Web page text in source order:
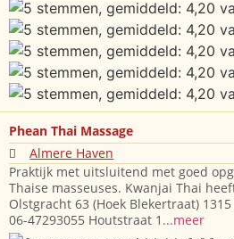
Phean Thai Massage
Almere Haven
Praktijk met uitsluitend met goed
Thaise masseuses. Kwanjai Thai
Olstgracht 63 (Hoek Blekertraat)
06-47293055 Houtstraat 1 ...meer